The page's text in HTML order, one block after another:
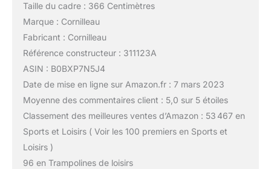
Taille du cadre : 366 Centimètres
Marque : Cornilleau
Fabricant : Cornilleau
Référence constructeur : 311123A
ASIN : B0BXP7N5J4
Date de mise en ligne sur Amazon.fr : 7 mars 2023
Moyenne des commentaires client : 5,0 sur 5 étoiles
Classement des meilleures ventes d’Amazon : 53 467 en
Sports et Loisirs ( Voir les 100 premiers en Sports et
Loisirs )
96 en Trampolines de loisirs